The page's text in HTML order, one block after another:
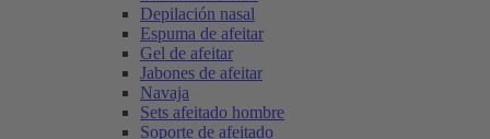
Depilación nasal
Espuma de afeitar
Gel de afeitar
Jabones de afeitar
Navaja
Sets afeitado hombre
Soporte de afeitado